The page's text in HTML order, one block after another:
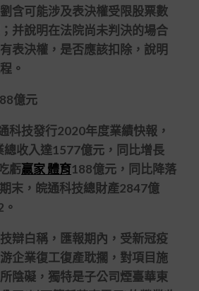
含可能涉及表決權受限股票數
并說明在法院尚未判決的場合
表決權，是否應該扣除，說明
。
億元
技發行2020年度業績快報，
收入達1577億元，同比增長
虧贏家 體育188億元，同比降落
末，皖通科技總財產2847億
白稱，匯報期內，受新冠疫
企業復工復產耽擱，對項目施
陰礙，獨特是子公司煙臺華東